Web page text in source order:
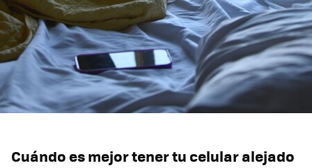
Cuándo es mejor tener tu celular alejado